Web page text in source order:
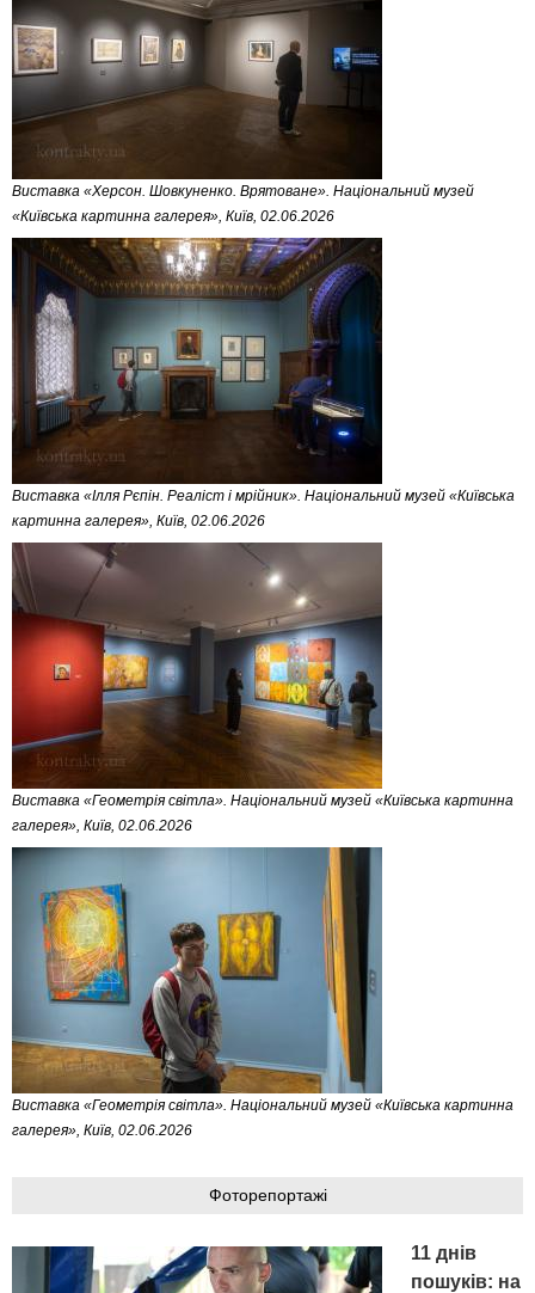
Виставка «Херсон. Шовкуненко. Врятоване». Національний музей
«Київська картинна галерея», Київ, 02.06.2026
Виставка «Ілля Рєпін. Реаліст і мрійник». Національний музей «Київська
картинна галерея», Київ, 02.06.2026
Виставка «Геометрія світла». Національний музей «Київська картинна
галерея», Київ, 02.06.2026
Виставка «Геометрія світла». Національний музей «Київська картинна
галерея», Київ, 02.06.2026
Фоторепортажі
11 днів
пошуків: на